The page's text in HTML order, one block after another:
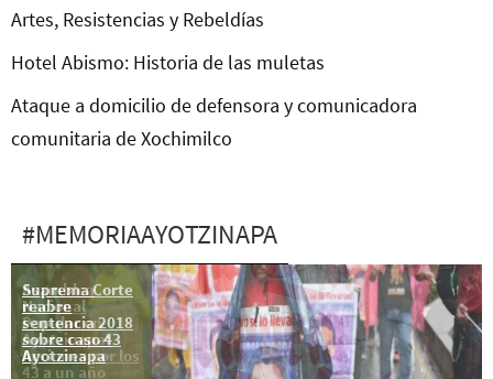
Artes, Resistencias y Rebeldías
Hotel Abismo: Historia de las muletas
Ataque a domicilio de defensora y comunicadora
comunitaria de Xochimilco
#MEMORIAAYOTZINAPA
Suprema Corte
reabre
sentencia 2018
sobre caso 43
Ayotzinapa
Asamblea
Nacional
Popular en
Ayotzinapa:
Acciones por los
43 a un año